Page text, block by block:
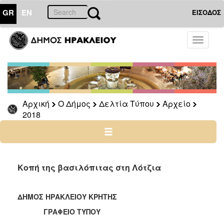
GR EN ΕΙΣΟΔΟΣ
Toggle
Αρχική Ο Δήμος Δελτία Τύπου
Αρχείο
2018
ΔΗΜΟΣ
Δελτία
Τύπου
Αρχείο
2026
2025
2022
2020
2019
Κοπή της βασιλόπιτας στη Λότζια
ΔΗΜΟΣ ΗΡΑΚΛΕΙΟΥ ΚΡΗΤΗΣ
ΓΡΑΦΕΙΟ ΤΥΠΟΥ